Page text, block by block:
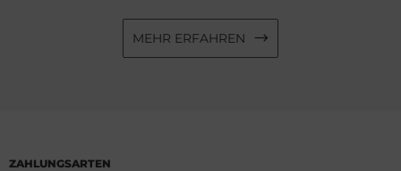
MEHR ERFAHREN
ZAHLUNGSARTEN